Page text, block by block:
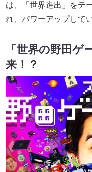
は、「世界進出」をテ
れ、パワーアップして
「世界の野田ゲ
来！？